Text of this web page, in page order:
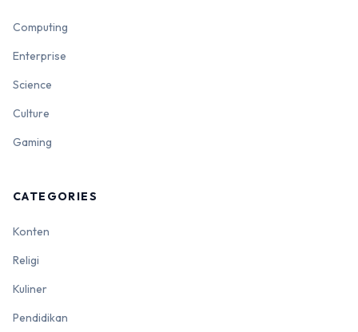
Computing
Enterprise
Science
Culture
Gaming
CATEGORIES
Konten
Religi
Kuliner
Pendidikan